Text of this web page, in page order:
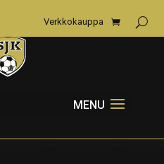
Verkkokauppa